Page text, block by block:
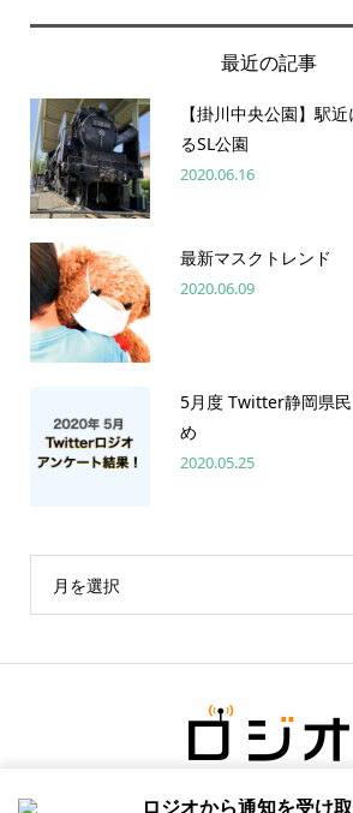
最近の記事
【掛川中央公園】駅
るSL公園
2020.06.16
最新マスクトレンド
2020.06.09
5月度 Twitter静岡県
め
2020.05.25
月を選択
ロジオから通知を受け